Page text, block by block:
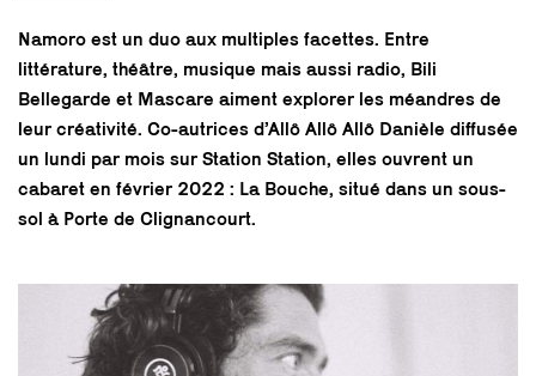
Namoro est un duo aux multiples facettes. Entre
littérature, théâtre, musique mais aussi radio, Bili
Bellegarde et Mascare aiment explorer les méandres de
leur créativité. Co-autrices d’Allô Allô Allô Danièle diffusée
un lundi par mois sur Station Station, elles ouvrent un
cabaret en février 2022 : La Bouche, situé dans un sous-
sol à Porte de Clignancourt.